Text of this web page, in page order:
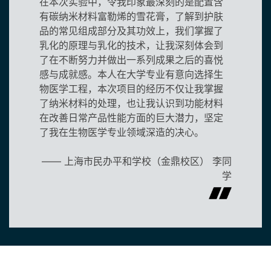
有碳纳米材料富勒烯的雪花膏，了解到护肤
品的常见组成部分及其功效上，我们掌握了
乳化的原理与乳化的技术，让我深刻体会到
了在不断努力并做出一系列成果之后的喜悦
感与成就感。本人在大学专业有意向选择生
物医学工程，本次项目的经历不仅让我掌握
了纳米材料的处理，也让我认识到功能材料
在改善日常产品性能方面的巨大潜力，坚定
了我在生物医学专业领域深造的决心。
—— 上海市民办平和学校（金鼎校区） 李同
学